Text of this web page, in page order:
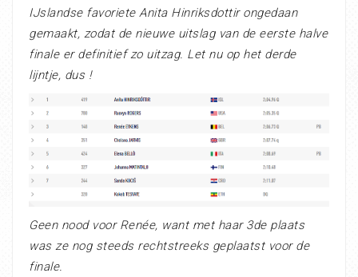
IJslandse favorieteAnita Hinriksdottir ongedaan
gemaakt, zodat de nieuwe uitslag van de eerste halve
finale er definitief zo uitzag. Let nu op het derde
lijntje, dus !
Geen nood voor Renée, want met haar 3de plaats
was ze nog steeds rechtstreeks geplaatst voor de
finale.